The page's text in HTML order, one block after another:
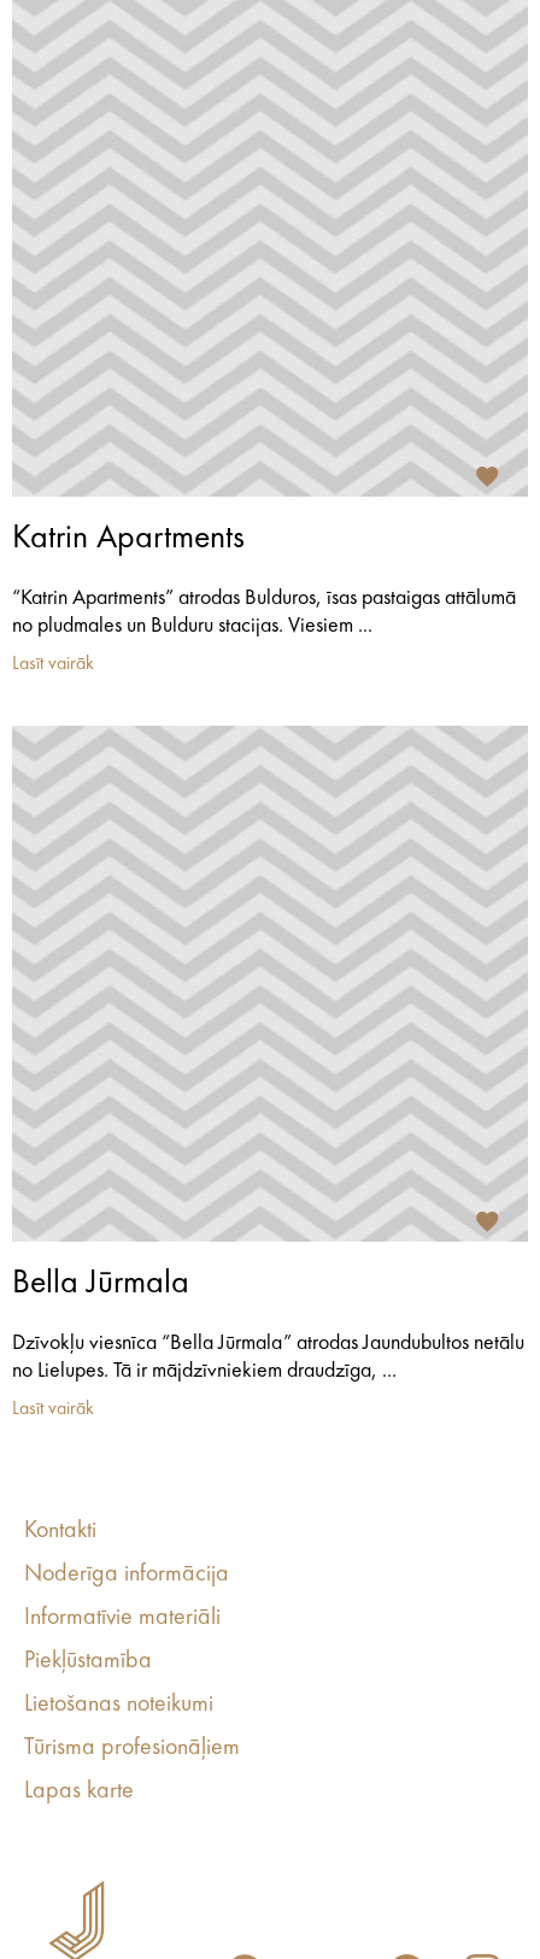
Katrin Apartments
“Katrin Apartments” atrodas Bulduros, īsas pastaigas attālumā
no pludmales un Bulduru stacijas. Viesiem ...
Lasīt vairāk
Bella Jūrmala
Dzīvokļu viesnīca “Bella Jūrmala” atrodas Jaundubultos netālu
no Lielupes. Tā ir mājdzīvniekiem draudzīga, ...
Lasīt vairāk
Kontakti
Noderīga informācija
Informatīvie materiāli
Piekļūstamība
Lietošanas noteikumi
Tūrisma profesionāļiem
Lapas karte